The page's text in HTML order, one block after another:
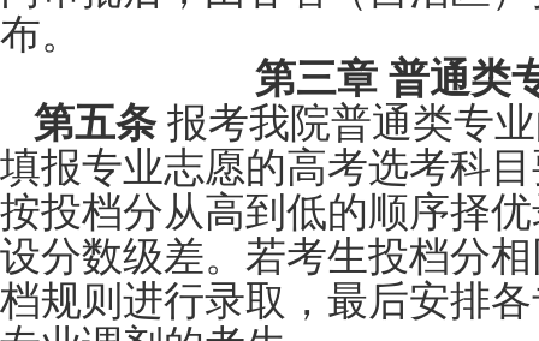
布。
第三章 普通类
第五条 报考我院普通类专
填报专业志愿的高考选考科
按投档分从高到低的顺序择
设分数级差。若考生投档分
档规则进行录取，最后安排